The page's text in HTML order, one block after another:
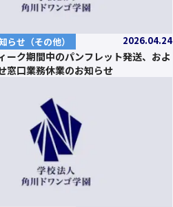
らせ（その他） 2026.04.24
ーク期間中のパンフレット発送、およ
窓口業務休業のお知らせ